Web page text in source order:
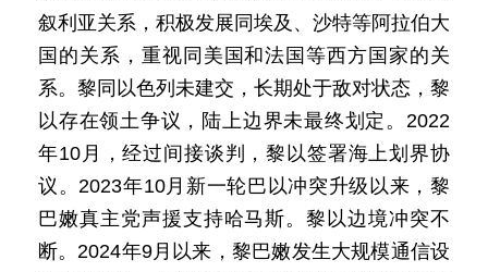
叙利亚关系，积极发展同埃及、沙特等阿拉伯大
国的关系，重视同美国和法国等西方国家的关
系。黎同以色列未建交，长期处于敌对状态，黎
以存在领土争议，陆上边界未最终划定。2022
年10月，经过间接谈判，黎以签署海上划界协
议。2023年10月新一轮巴以冲突升级以来，黎
巴嫩真主党声援支持哈马斯。黎以边境冲突不
断。2024年9月以来，黎巴嫩发生大规模通信设